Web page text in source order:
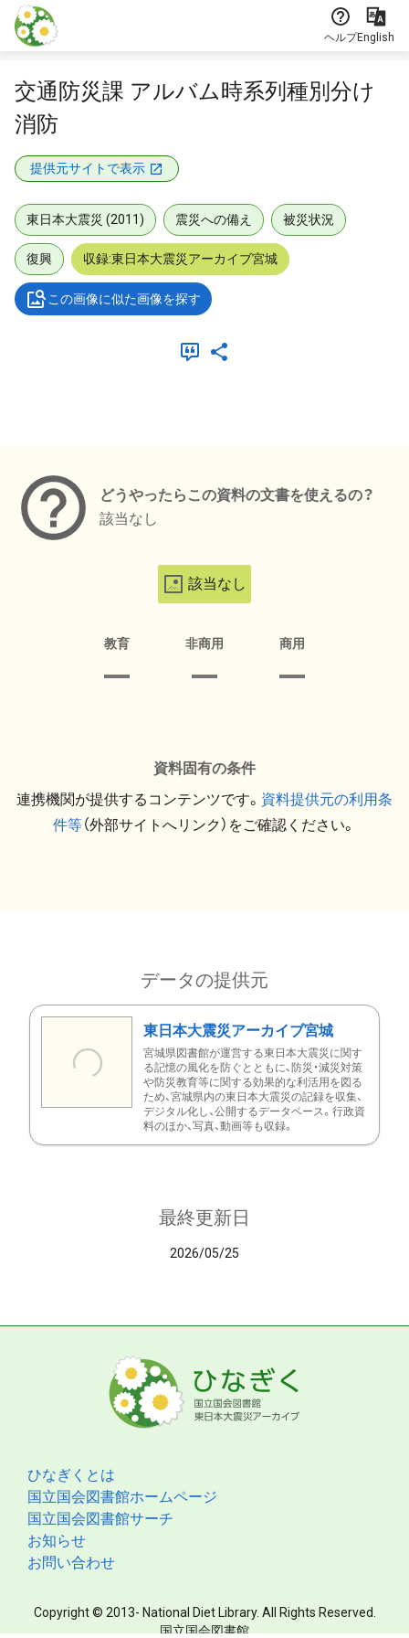
本文に飛ぶ
ヘルプEnglish
交通防災課 アルバム時系列種別分け
消防
提供元サイトで表示
東日本大震災 (2011) 震災への備え 被災状況
復興 収録:東日本大震災アーカイブ宮城
この画像に似た画像を探す
どうやったらこの資料の文書を使えるの？
該当なし
該当なし
教育 非商用 商用
資料固有の条件
連携機関が提供するコンテンツです。 資料提供元の利用条
件等（外部サイトへリンク）をご確認ください。
データの提供元
東日本大震災アーカイブ宮城
宮城県図書館が運営する東日本大震災に関す
る記憶の風化を防ぐとともに、防災・減災対策
や防災教育等に関する効果的な利活用を図る
ため、宮城県内の東日本大震災の記録を収集、
デジタル化し、公開するデータベース。行政資
料のほか、写真、動画等も収録。
最終更新日
2026/05/25
ひなぎくとは
国立国会図書館ホームページ
国立国会図書館サーチ
お知らせ
お問い合わせ
Copyright © 2013- National Diet Library. All Rights Reserved.